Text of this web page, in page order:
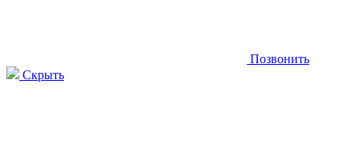
Позвонить
Скрыть